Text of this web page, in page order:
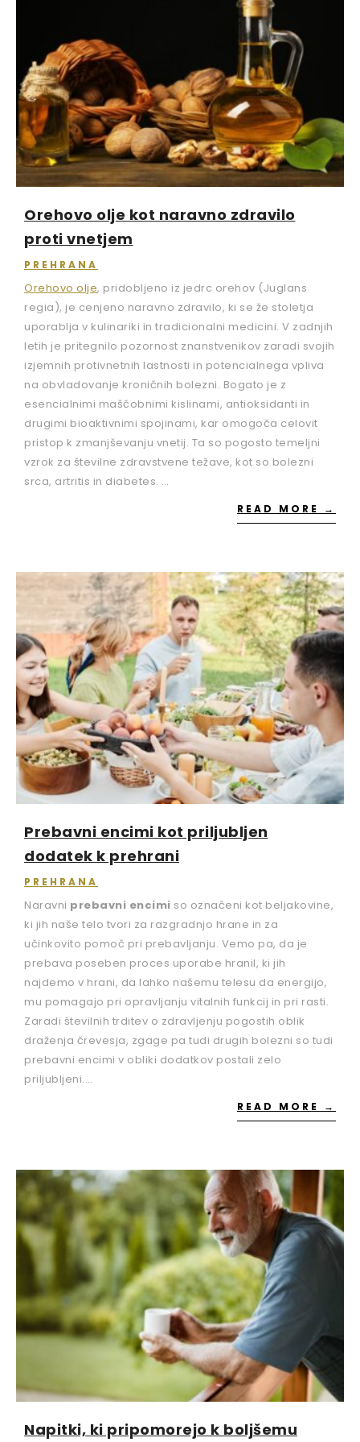
Orehovo olje kot naravno zdravilo
proti vnetjem
PREHRANA
Orehovo olje, pridobljeno iz jedrc orehov (Juglans
regia), je cenjeno naravno zdravilo, ki se že stoletja
uporablja v kulinariki in tradicionalni medicini. V zadnjih
letih je pritegnilo pozornost znanstvenikov zaradi svojih
izjemnih protivnetnih lastnosti in potencialnega vpliva
na obvladovanje kroničnih bolezni. Bogato je z
esencialnimi maščobnimi kislinami, antioksidanti in
drugimi bioaktivnimi spojinami, kar omogoča celovit
pristop k zmanjševanju vnetij. Ta so pogosto temeljni
vzrok za številne zdravstvene težave, kot so bolezni
srca, artritis in diabetes. …
READ MORE →
Prebavni encimi kot priljubljen
dodatek k prehrani
PREHRANA
Naravni prebavni encimi so označeni kot beljakovine,
ki jih naše telo tvori za razgradnjo hrane in za
učinkovito pomoč pri prebavljanju. Vemo pa, da je
prebava poseben proces uporabe hranil, ki jih
najdemo v hrani, da lahko našemu telesu da energijo,
mu pomagajo pri opravljanju vitalnih funkcij in pri rasti.
Zaradi številnih trditev o zdravljenju pogostih oblik
draženja črevesja, zgage pa tudi drugih bolezni so tudi
prebavni encimi v obliki dodatkov postali zelo
priljubljeni.…
READ MORE →
Napitki, ki pripomorejo k boljšemu